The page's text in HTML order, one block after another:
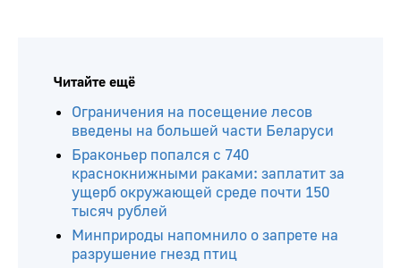
Читайте ещё
Ограничения на посещение лесов
введены на большей части Беларуси
Браконьер попался с 740
краснокнижными раками: заплатит за
ущерб окружающей среде почти 150
тысяч рублей
Минприроды напомнило о запрете на
разрушение гнезд птиц